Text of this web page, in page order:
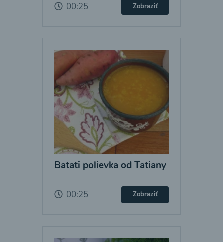
00:25 Zobraziť
Batati polievka od Tatiany
00:25 Zobraziť